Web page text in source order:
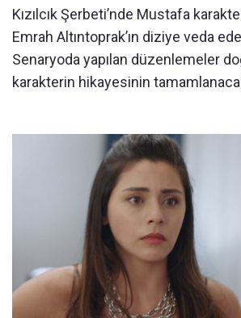
Kızılcık Şerbeti’nde Mustafa
Emrah Altıntoprak’ın diziye veda
Senaryoda yapılan düzenlemeler
karakterin hikayesinin